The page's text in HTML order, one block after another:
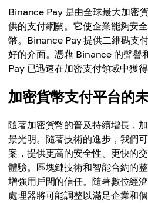
Binance Pay 是由全球最大加密
供的支付網關。它使企業能夠安
幣。Binance Pay 提供二維碼支
好的介面。憑藉 Binance 的聲譽
Pay 已迅速在加密支付領域中獲得
加密貨幣支付平台的
隨著加密貨幣的普及持續增長，
景光明。隨著技術的進步，我們
案，提供更高的安全性、更快的
體驗。區塊鏈技術和智能合約的
增強用戶間的信任。隨著數位經
處理器將可能調整以滿足企業和